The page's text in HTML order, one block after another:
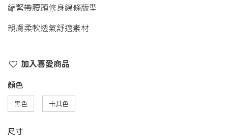
縮緊帶腰頭修身線條版型
親膚柔軟透氣舒適素材
加入喜愛商品
顏色
黑色 卡其色
尺寸